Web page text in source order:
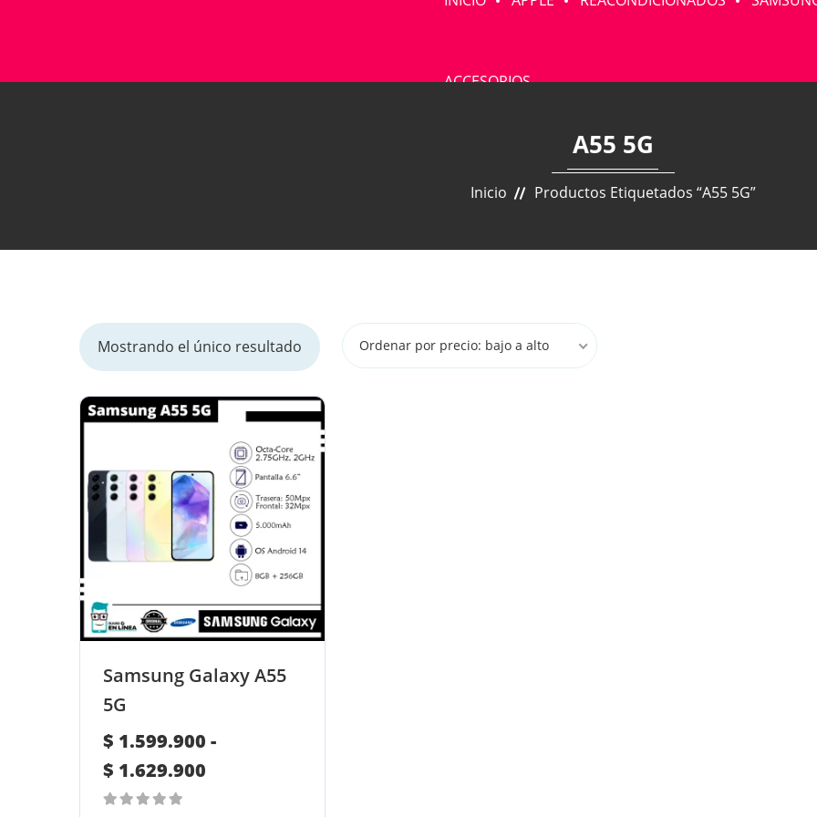
ACCESORIOS
A55 5G
Inicio Productos Etiquetados “A55 5G”
Mostrando el único resultado Ordenar por precio: bajo a alto
Samsung Galaxy A55
5G
$ 1.599.900 -
$ 1.629.900